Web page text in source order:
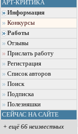
АРТ-КРИТИКА
Информация
Конкурсы
Работы
Отзывы
Прислать работу
Регистрация
Список авторов
Поиск
Подписка
Полезняшки
СЕЙЧАС НА САЙТЕ
+ ещё 66 неизвестных